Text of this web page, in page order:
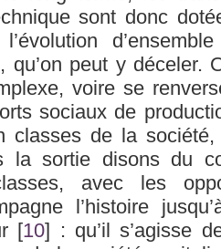
sont donc
qu’on peut y déceler.
voire se
sociaux de
classes de la
la sortie disons du
avec les
l’histoire
[10] : qu’il s’agisse